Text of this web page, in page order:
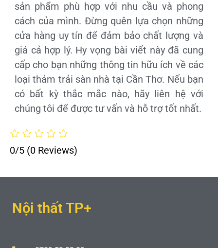
sản phẩm phù hợp với nhu cầu và phong
cách của mình. Đừng quên lựa chọn những
cửa hàng uy tín để đảm bảo chất lượng và
giá cả hợp lý. Hy vọng bài viết này đã cung
cấp cho bạn những thông tin hữu ích về các
loại thảm trải sàn nhà tại Cần Thơ. Nếu bạn
có bất kỳ thắc mắc nào, hãy liên hệ với
chúng tôi để được tư vấn và hỗ trợ tốt nhất.
0/5 (0 Reviews)
Nội thất TP+